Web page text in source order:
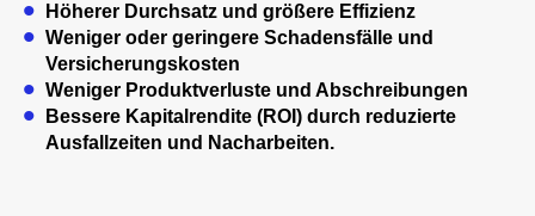
Höherer Durchsatz und größere Effizienz
Weniger oder geringere Schadensfälle und
Versicherungskosten
Weniger Produktverluste und Abschreibungen
Bessere Kapitalrendite (ROI) durch reduzierte
Ausfallzeiten und Nacharbeiten.